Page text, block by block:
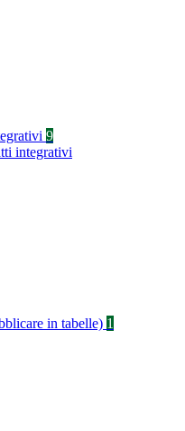
9
integrativi
in tabelle) 1